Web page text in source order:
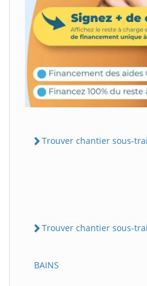
Trouver chantier sous-
Trouver chantier sous-
BAINS